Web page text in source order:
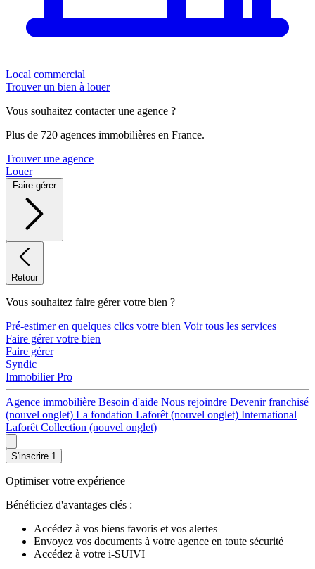
Local commercial
Trouver un bien à louer
Vous souhaitez contacter une agence ?
Plus de 720 agences immobilières en France.
Trouver une agence
Louer
Faire gérer
Retour
Vous souhaitez faire gérer votre bien ?
Pré-estimer en quelques clics votre bien Voir tous les services
Faire gérer votre bien
Faire gérer
Syndic
Immobilier Pro
Agence immobilière Besoin d'aide Nous rejoindre Devenir franchisé
(nouvel onglet) La fondation Laforêt (nouvel onglet) International
Laforêt Collection (nouvel onglet)
S'inscrire 1
Optimiser votre expérience
Bénéficiez d'avantages clés :
Accédez à vos biens favoris et vos alertes
Envoyez vos documents à votre agence en toute sécurité
Accédez à votre i-SUIVI